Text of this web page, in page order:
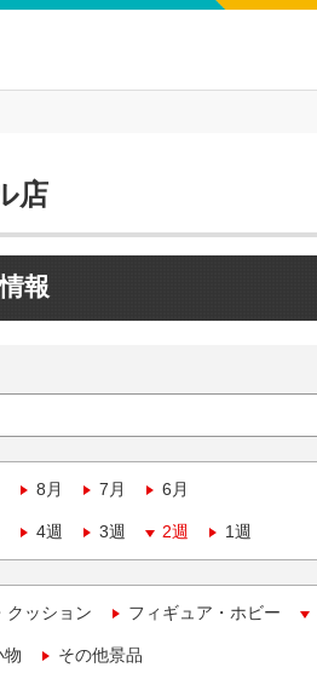
店
報
8月 7月 6月
4週 3週 2週 1週
クッション フィギュア・ホビー
物 その他景品